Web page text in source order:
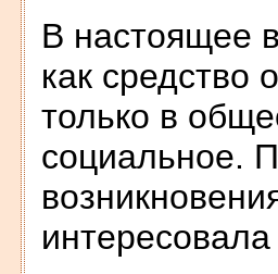
В настоящее
как средство
только в
социальное.